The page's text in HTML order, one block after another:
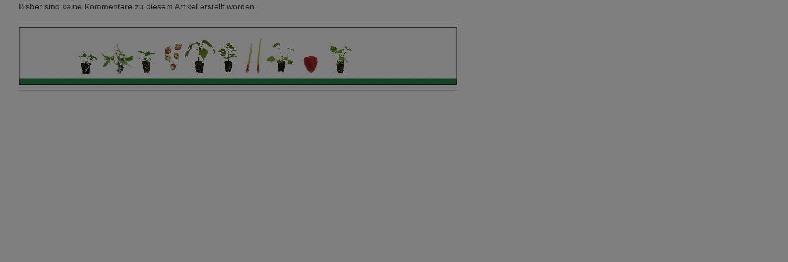
Bisher sind keine Kommentare zu diesem Artikel erstellt worden.